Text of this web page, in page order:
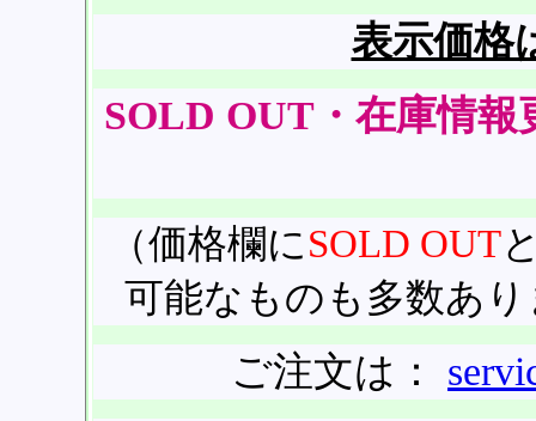
表示価格
SOLD OUT・在庫情報
（価格欄にSOLD OUT
可能なものも多数あ
ご注文は：